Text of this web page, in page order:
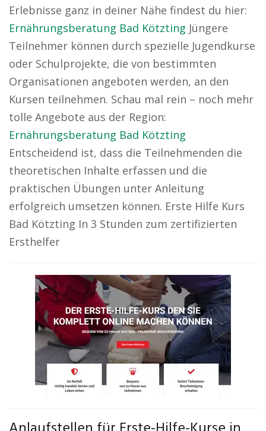
Erlebnisse ganz in deiner Nähe findest du hier:
Ernährungsberatung Bad Kötzting Jüngere
Teilnehmer können durch spezielle Jugendkurse
oder Schulprojekte, die von bestimmten
Organisationen angeboten werden, an den
Kursen teilnehmen. Schau mal rein – noch mehr
tolle Angebote aus der Region:
Ernährungsberatung Bad Kötzting
Entscheidend ist, dass die Teilnehmenden die
theoretischen Inhalte erfassen und die
praktischen Übungen unter Anleitung
erfolgreich umsetzen können. Erste Hilfe Kurs
Bad Kötzting In 3 Stunden zum zertifizierten
Ersthelfer